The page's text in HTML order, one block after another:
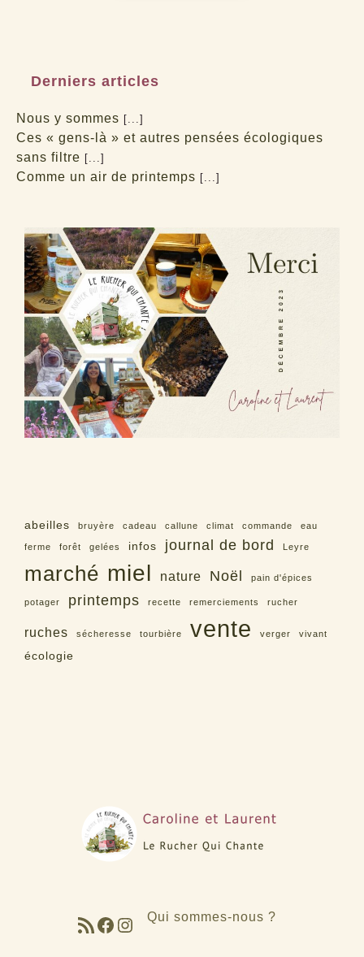
Derniers articles
Nous y sommes [...]
Ces « gens-là » et autres pensées écologiques
sans filtre [...]
Comme un air de printemps [...]
abeilles bruyère cadeau callune climat commande eau
ferme forêt gelées infos journal de bord Leyre
marché miel nature Noël pain d'épices
potager printemps recette remerciements rucher
ruches sécheresse tourbière vente verger vivant
écologie
Flux RSSFacebook
Instagram
Qui sommes-nous ?